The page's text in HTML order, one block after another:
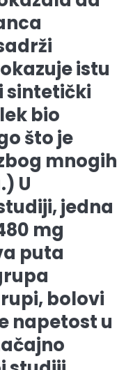
istu
sintetički
bio
što je
mnogih
U
jedna
mg
puta
bolovi
napetost u